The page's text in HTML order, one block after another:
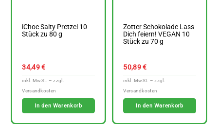
iChoc Salty Pretzel 10
Stück zu 80 g
34,49€
In den Warenkorb
Zotter Schokolade Lass
Dich feiern! VEGAN 10
Stück zu 70 g
50,89€
In den Warenkorb